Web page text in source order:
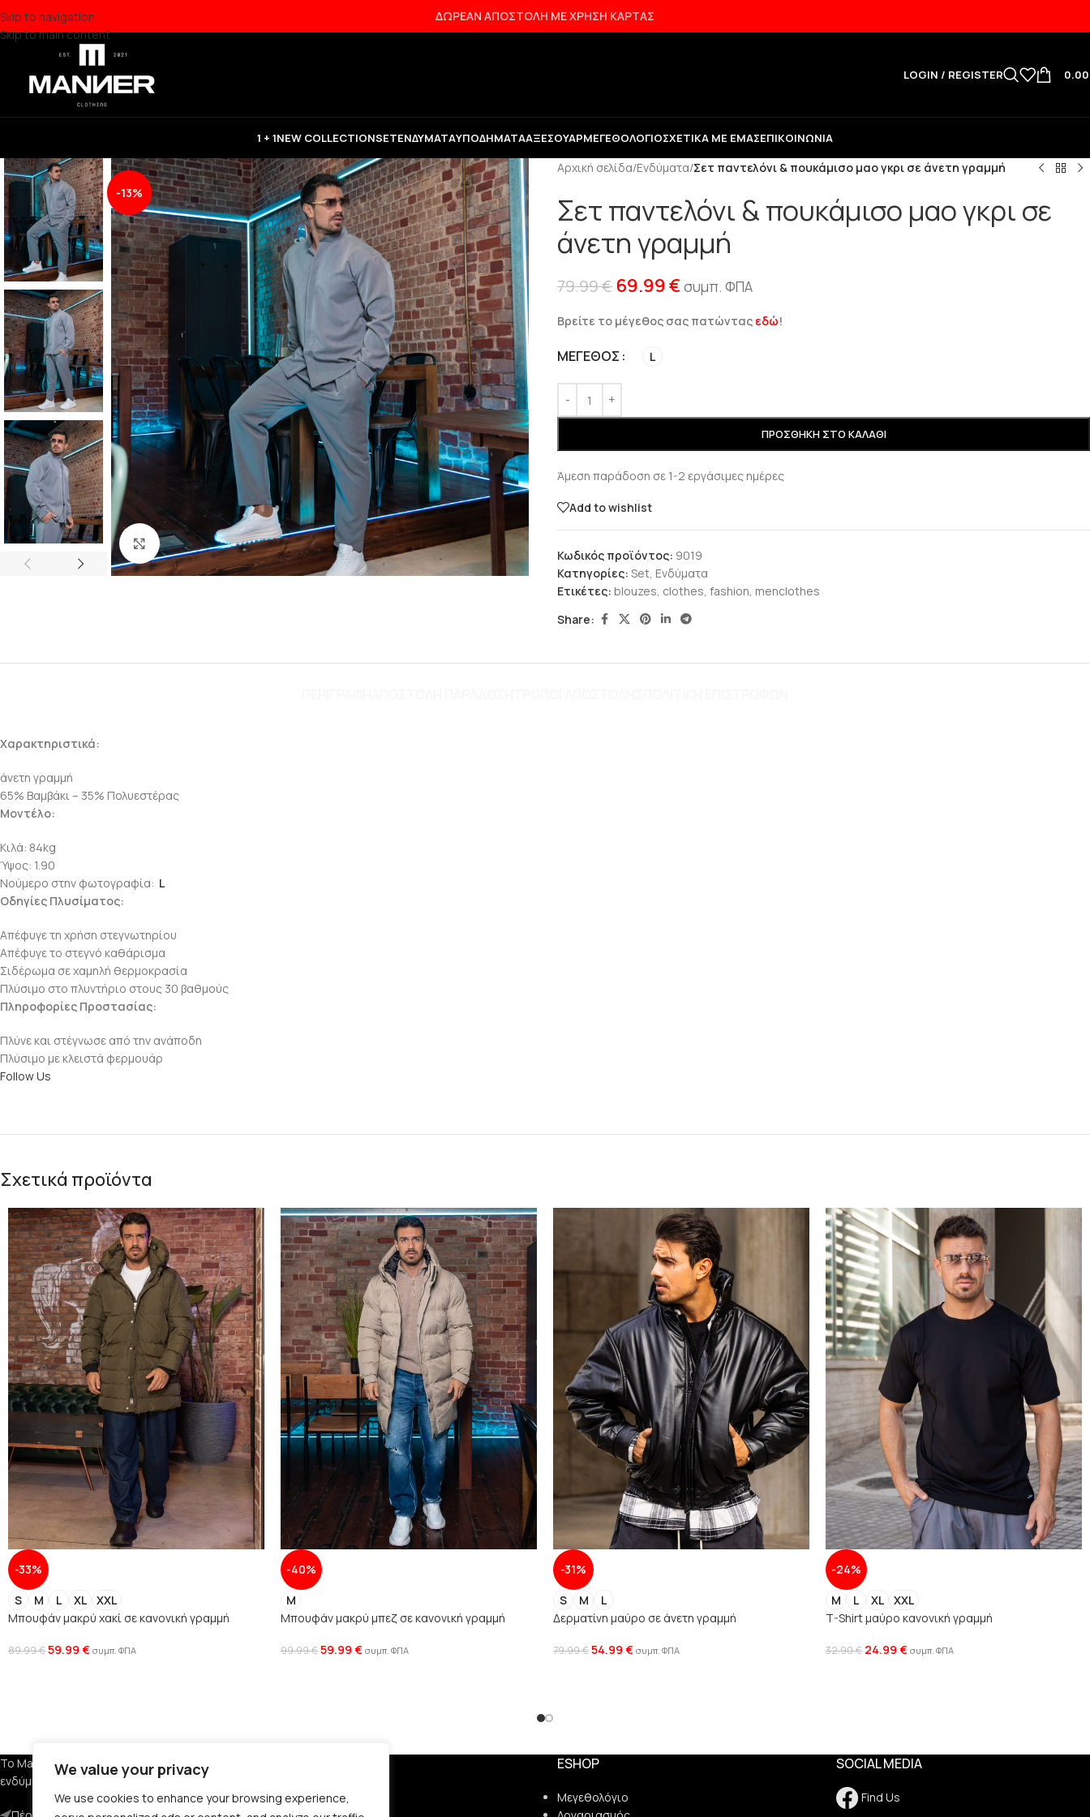
We value your privacy
We use cookies to enhance your browsing experience,
Skip to navigation
Skip to main content
ΔΩΡΕΑΝ ΑΠΟΣΤΟΛΗ ΜΕ ΧΡΗΣΗ ΚΑΡΤΑΣ
LOGIN / REGISTER
1 + 1NEW COLLECTIONSETΕΝΔΎΜΑΤΑΥΠΟΔΉΜΑΤΑΑΞΕΣΟΥΆΡΜΕΓΕΘΟΛΌΓΙΟΣΧΕΤΙΚΆ ΜΕ ΕΜΆΣΕΠΙΚΟΙΝΩΝΊΑ
-13%
Click to enlarge
Αρχική σελίδα/Ενδύματα/Σετ παντελόνι & πουκάμισο μαο γκρι σε άνετη γραμμή
Σετ παντελόνι & πουκάμισο μαο γκρι σε
άνετη γραμμή
79.99€ 69.99 €συμπ. ΦΠΑ
Βρείτε το μέγεθος σας πατώντας εδώ!
ΜΈΓΕΘΟΣ L
ΠΡΟΣΘΉΚΗ ΣΤΟ ΚΑΛΆΘΙ
Άμεση παράδοση σε 1-2 εργάσιμες ημέρες
Add to wishlist
Κωδικός προϊόντος: 9019
Κατηγορίες: Set, Ενδύματα
Ετικέτες: blouzes, clothes, fashion, menclothes
Share:
Χαρακτηριστικά:
άνετη γραμμή
65% Βαμβάκι – 35% Πολυεστέρας
Μοντέλο:
Κιλά: 84kg
Ύψος: 1.90
Νούμερο στην φωτογραφία: L
Οδηγίες Πλυσίματος:
Απέφυγε τη χρήση στεγνωτηρίου
Απέφυγε το στεγνό καθάρισμα
Σιδέρωμα σε χαμηλή θερμοκρασία
Πλύσιμο στο πλυντήριο στους 30 βαθμούς
Πληροφορίες Προστασίας:
Πλύνε και στέγνωσε από την ανάποδη
Πλύσιμο με κλειστά φερμουάρ
Follow Us
Σχετικά προϊόντα
-33%
S
M L XL
XXL
Μπουφάν μακρύ χακί σε κανονική γραμμή
89.99€59.99 € συμπ. ΦΠΑ
-40%
M
Μπουφάν μακρύ μπεζ σε κανονική γραμμή
99.99€59.99 € συμπ. ΦΠΑ
-31%
S
M
L
Δερματίνη μαύρο σε άνετη γραμμή
79.99€54.99 € συμπ. ΦΠΑ
-24%
M
L XL
XXL
T-Shirt μαύρο κανονική γραμμή
32.90€ 24.99 € συμπ. ΦΠΑ
Το Manner Clothing διαθέτει ανδρικά
ενδύματα, υποδήματα και αξεσουάρ.
Σχετικά με Εμάς
ESHOP
Μεγεθολόγιο
SOCIAL MEDIA
Find Us